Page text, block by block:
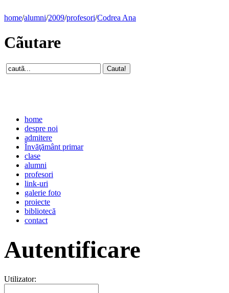
home/alumni/2009/profesori/Codrea Ana
Cãutare
home
despre noi
admitere
Învăţământ primar
clase
alumni
profesori
link-uri
galerie foto
proiecte
bibliotecă
contact
Autentificare
Utilizator: